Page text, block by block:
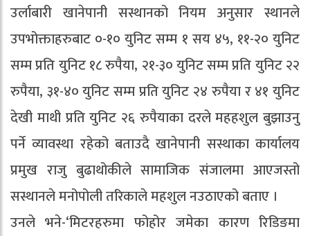
उर्लाबारी खानेपानी सस्थानको नियम अनुसार स्थानले
उपभोक्ताहरुबाट ०-१० युनिट सम्म १ सय ४५, ११-२० युनिट
सम्म प्रति युनिट १८ रुपैया, २१-३० युनिट सम्म प्रति युनिट २२
रुपैया, ३१-४० युनिट सम्म प्रति युनिट २४ रुपैया र ४१ युनिट
देखी माथी प्रति युनिट २६ रुपैयाका दरले महहशुल बुझाउनु
पर्ने व्यावस्था रहेको बताउदै खानेपानी सस्थाका कार्यालय
प्रमुख राजु बुढाथोकीले सामाजिक संजालमा आएजस्तो
सस्थानले मनोपोली तरिकाले महशुल नउठाएको बताए ।
उनले भने-‘मिटरहरुमा फोहोर जमेका कारण रिडिङमा